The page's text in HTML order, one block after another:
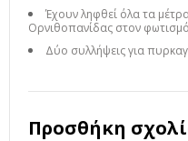
Έχουν ληφθεί όλα τα
Ορνιθοπανίδας στον
Δύο συλλήψεις για
Προσθήκη